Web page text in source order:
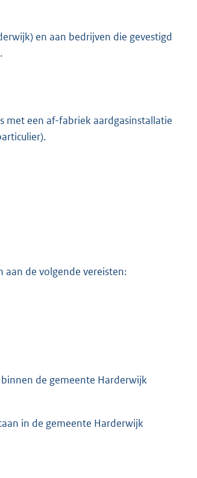
en aan bedrijven die gevestigd
met een af-fabriek aardgasinstallatie
de volgende vereisten:
de gemeente Harderwijk
in de gemeente Harderwijk